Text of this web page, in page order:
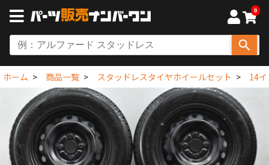
0
ホーム 商品一覧 スタッドレスタイヤホイールセット 14